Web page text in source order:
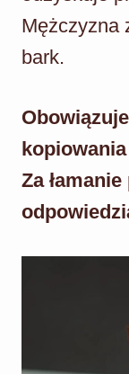
Mężczyzna
bark.
Za